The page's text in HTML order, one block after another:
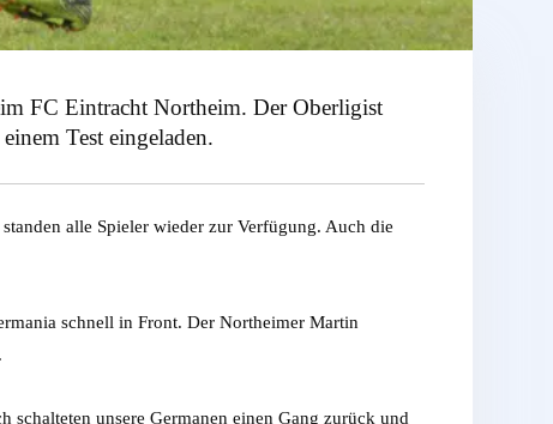
FC Eintracht Northeim. Der Oberligist
Test eingeladen.
alle Spieler wieder zur Verfügung. Auch die
schnell in Front. Der Northeimer Martin
unsere Germanen einen Gang zurück und